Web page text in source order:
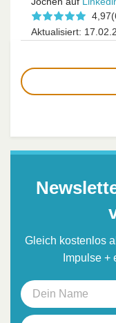
4,97
Aktualisiert:
Gleich kostenlos
Impulse